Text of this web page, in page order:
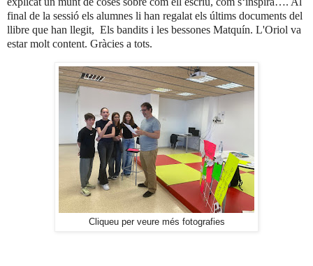
final de la sessió els alumnes li han regalat els últims documents del
llibre que han llegit, Els bandits i les bessones Matquín. L'Oriol va
estar molt content. Gràcies a tots.
Cliqueu per veure més fotografies